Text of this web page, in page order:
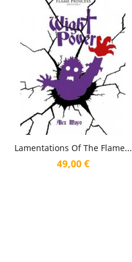
Lamentations Of The Flame...
Prix
49,00 €
Aperçu rapide